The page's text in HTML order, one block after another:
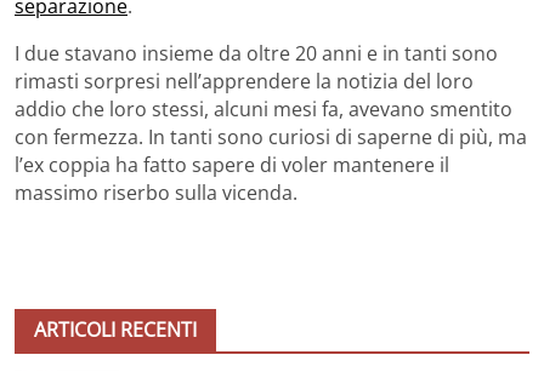
separazione.
I due stavano insieme da oltre 20 anni e in tanti sono
rimasti sorpresi nell’apprendere la notizia del loro
addio che loro stessi, alcuni mesi fa, avevano smentito
con fermezza. In tanti sono curiosi di saperne di più, ma
l’ex coppia ha fatto sapere di voler mantenere il
massimo riserbo sulla vicenda.
ARTICOLI RECENTI